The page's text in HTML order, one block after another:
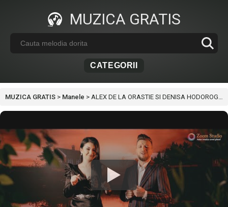
MUZICA GRATIS
CATEGORII
MUZICA GRATIS > Manele > ALEX DE LA ORASTIE SI DENISA HODOROGEA – E DESPRE TINE